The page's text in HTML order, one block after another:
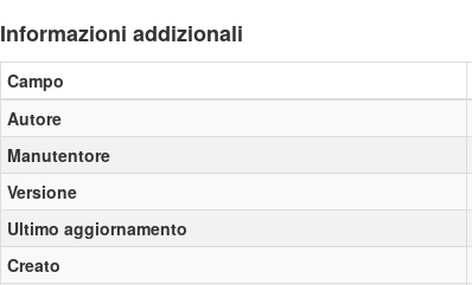
Informazioni addizionali
Campo
Autore
Manutentore
Versione
Ultimo aggiornamento
Creato